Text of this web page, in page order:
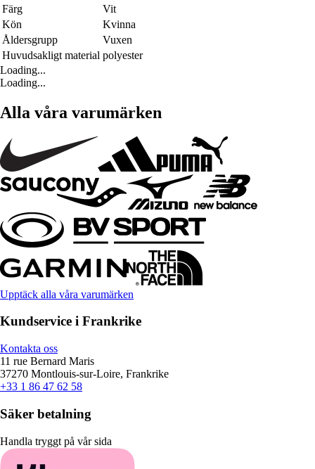
Färg
Vit
Kön
Kvinna
Åldersgrupp
Vuxen
Huvudsakligt material polyester
Loading...
Loading...
Alla våra varumärken
Upptäck alla våra varumärken
Kundservice i Frankrike
Kontakta oss
11 rue Bernard Maris
37270 Montlouis-sur-Loire, Frankrike
+33 1 86 47 62 58
Säker betalning
Handla tryggt på vår sida